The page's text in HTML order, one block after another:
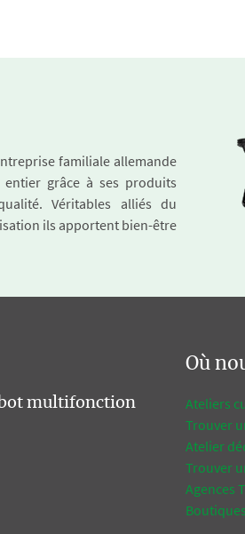
familiale allemande
grâce à ses produits
Véritables alliés du
ils apportent bien-être
multifonction
Où
Ateliers
Trouver
Atelier
Trouver
Agences